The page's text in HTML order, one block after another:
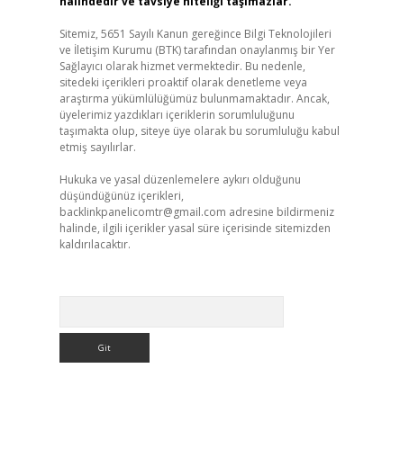
Sitemiz, 5651 Sayılı Kanun gereğince Bilgi Teknolojileri
ve İletişim Kurumu (BTK) tarafından onaylanmış bir Yer
Sağlayıcı olarak hizmet vermektedir. Bu nedenle,
sitedeki içerikleri proaktif olarak denetleme veya
araştırma yükümlülüğümüz bulunmamaktadır. Ancak,
üyelerimiz yazdıkları içeriklerin sorumluluğunu
taşımakta olup, siteye üye olarak bu sorumluluğu kabul
etmiş sayılırlar.
Hukuka ve yasal düzenlemelere aykırı olduğunu
düşündüğünüz içerikleri,
backlinkpanelicomtr@gmail.com adresine bildirmeniz
halinde, ilgili içerikler yasal süre içerisinde sitemizden
kaldırılacaktır.